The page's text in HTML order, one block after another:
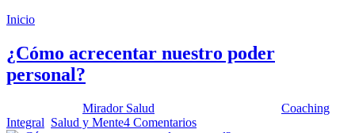
Inicio
¿Cómo acrecentar nuestro poder
personal?
Mirador Salud
Coaching
Integral Salud y Mente4 Comentarios